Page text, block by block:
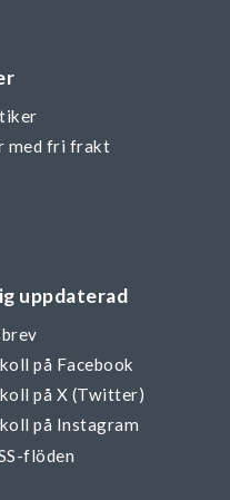
med fri frakt
uppdaterad
på Facebook
på X (Twitter)
på Instagram
flöden